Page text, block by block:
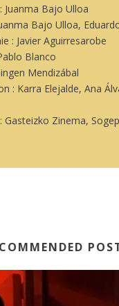
Juanma Bajo Ulloa
Bajo Ulloa,
: Javier Aguirresarobe
Blanco
Mendizábal
: Karra Elejalde, Ana
Gasteizko Zinema,